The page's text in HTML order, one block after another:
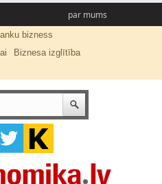
par mums
bizness
Biznesa izglītība